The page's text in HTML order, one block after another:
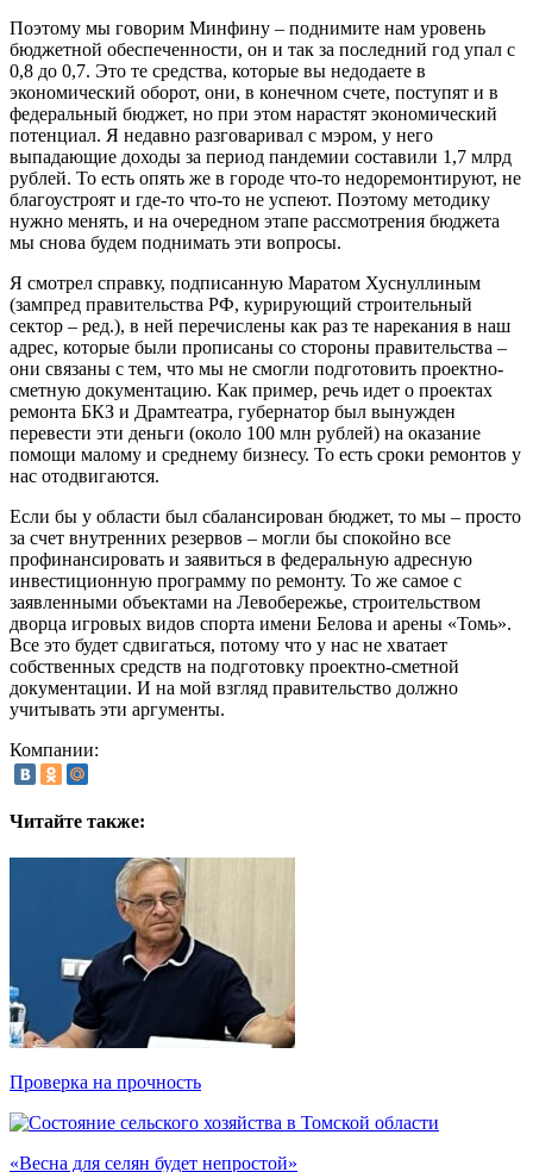
Поэтому мы говорим Минфину – поднимите нам уровень
бюджетной обеспеченности, он и так за последний год упал с
0,8 до 0,7. Это те средства, которые вы недодаете в
экономический оборот, они, в конечном счете, поступят и в
федеральный бюджет, но при этом нарастят экономический
потенциал. Я недавно разговаривал с мэром, у него
выпадающие доходы за период пандемии составили 1,7 млрд
рублей. То есть опять же в городе что-то недоремонтируют, не
благоустроят и где-то что-то не успеют. Поэтому методику
нужно менять, и на очередном этапе рассмотрения бюджета
мы снова будем поднимать эти вопросы.
Я смотрел справку, подписанную Маратом Хуснуллиным
(зампред правительства РФ, курирующий строительный
сектор – ред.), в ней перечислены как раз те нарекания в наш
адрес, которые были прописаны со стороны правительства –
они связаны с тем, что мы не смогли подготовить проектно-
сметную документацию. Как пример, речь идет о проектах
ремонта БКЗ и Драмтеатра, губернатор был вынужден
перевести эти деньги (около 100 млн рублей) на оказание
помощи малому и среднему бизнесу. То есть сроки ремонтов у
нас отодвигаются.
Если бы у области был сбалансирован бюджет, то мы – просто
за счет внутренних резервов – могли бы спокойно все
профинансировать и заявиться в федеральную адресную
инвестиционную программу по ремонту. То же самое с
заявленными объектами на Левобережье, строительством
дворца игровых видов спорта имени Белова и арены «Томь».
Все это будет сдвигаться, потому что у нас не хватает
собственных средств на подготовку проектно-сметной
документации. И на мой взгляд правительство должно
учитывать эти аргументы.
Компании:
Читайте также:
Проверка на прочность
«Весна для селян будет непростой»